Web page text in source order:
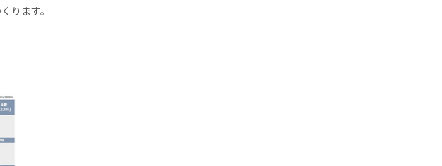
ります。